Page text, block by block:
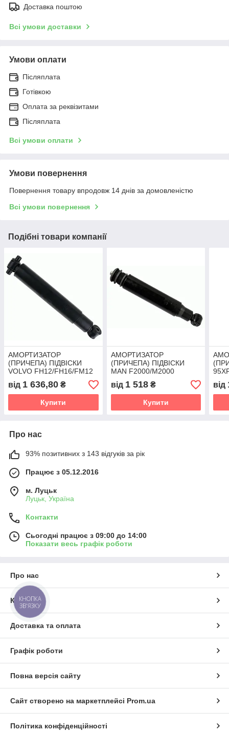
Доставка поштою
Всі умови доставки
Умови оплати
Післяплата
Готівкою
Оплата за реквізитами
Післяплата
Всі умови оплати
Умови повернення
Повернення товару впродовж 14 днів за домовленістю
Всі умови повернення
Подібні товари компанії
АМОРТИЗАТОР
(ПРИЧЕПА) ПІДВІСКИ
VOLVO FH12/FH16/FM12
>1993 (виробник
Великобританія )
20585556
від 1 636,80 ₴
Купити
АМОРТИЗАТОР
(ПРИЧЕПА) ПІДВІСКИ
MAN F2000/M2000
(виробник Великобританія
) 81437016444
від 1 518₴
Купити
від
Про нас
93% позитивних з 143 відгуків за рік
Працює з 05.12.2016
м. Луцьк
Луцьк, Україна
Контакти
Сьогодні працює з 09:00 до 14:00
Показати весь графік роботи
Про нас
Контакти
Доставка та оплата
Графік роботи
Повна версія сайту
Сайт створено на маркетплейсі Prom.ua
Політика конфіденційності
КНОПКА
ЗВ'ЯЗКУ